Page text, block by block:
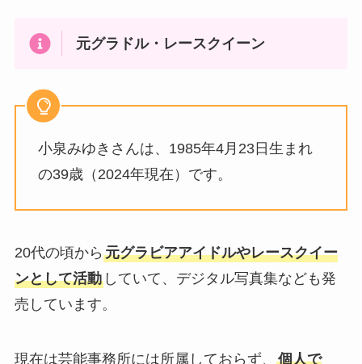
元グラドル・レースクイーン
小泉みゆきさんは、1985年4月23日生まれ
の39歳（2024年現在）です。
20代の頃から 元グラビアアイドルやレースクイー
ンとして活動していて、デジタル写真集なども発
売しています。
現在は芸能事務所には所属しておらず、 個人で